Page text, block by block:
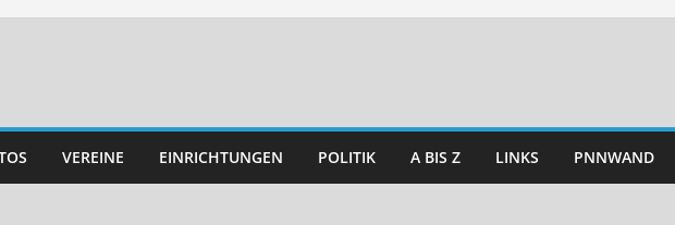
VEREINE EINRICHTUNGEN POLITIK A BIS Z LINKS PNNWAND